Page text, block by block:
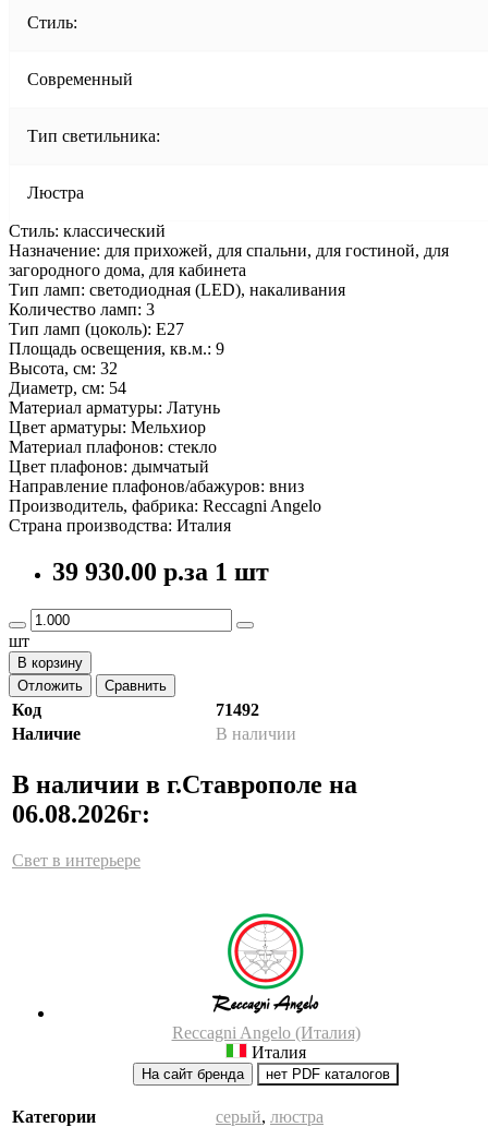
Стиль:
Современный
Тип светильника:
Люстра
Стиль: классический
Назначение: для прихожей, для спальни, для гостиной, для
загородного дома, для кабинета
Тип ламп: светодиодная (LED), накаливания
Количество ламп: 3
Тип ламп (цоколь): E27
Площадь освещения, кв.м.: 9
Высота, см: 32
Диаметр, см: 54
Материал арматуры: Латунь
Цвет арматуры: Мельхиор
Материал плафонов: стекло
Цвет плафонов: дымчатый
Направление плафонов/абажуров: вниз
Производитель, фабрика: Reccagni Angelo
Страна производства: Италия
39 930.00 р.за 1 шт
шт
В корзину
Отложить
Сравнить
Код
71492
Наличие
В наличии
В наличии в г.Ставрополе на
06.08.2026г:
Свет в интерьере
Reccagni Angelo (Италия)
Италия
На сайт бренда нет PDF каталогов
Категории серый, люстра